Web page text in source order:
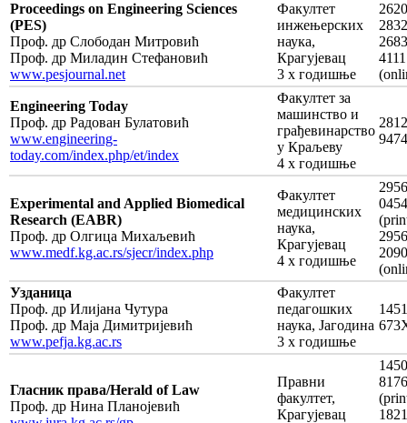
Proceedings on Engineering Sciences
(PES)
Проф. др Слободан Митровић
Проф. др Миладин Стефановић
www.pesjournal.net
Факултет
инжењерских
наука,
Крагујевац
3 х годишње
2832
4111
Engineering Today
Проф. др Радован Булатовић
www.engineering-
today.com/index.php/et/index
Факултет за
машинство и
грађевинарство
у Краљеву
4 х годишње
9474
Experimental and Applied Biomedical
Research (EABR)
Проф. др Олгица Михаљевић
www.medf.kg.ac.rs/sjecr/index.php
Факултет
медицинских
наука,
Крагујевац
4 х годишње
0454
2090
Узданица
Проф. др Илијана Чутура
Проф. др Маја Димитријевић
www.pefja.kg.ac.rs
Факултет
педагошких
наука, Јагодина
3 х годишње
Гласник права/Herald of Law
Проф. др Нина Планојевић
Правни
факултет,
Крагујевац
8176